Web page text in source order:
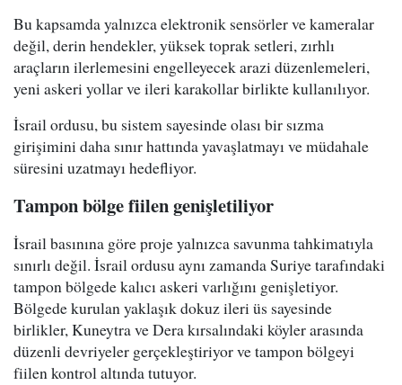
Bu kapsamda yalnızca elektronik sensörler ve kameralar
değil, derin hendekler, yüksek toprak setleri, zırhlı
araçların ilerlemesini engelleyecek arazi düzenlemeleri,
yeni askeri yollar ve ileri karakollar birlikte kullanılıyor.
İsrail ordusu, bu sistem sayesinde olası bir sızma
girişimini daha sınır hattında yavaşlatmayı ve müdahale
süresini uzatmayı hedefliyor.
Tampon bölge fiilen genişletiliyor
İsrail basınına göre proje yalnızca savunma tahkimatıyla
sınırlı değil. İsrail ordusu aynı zamanda Suriye tarafındaki
tampon bölgede kalıcı askeri varlığını genişletiyor.
Bölgede kurulan yaklaşık dokuz ileri üs sayesinde
birlikler, Kuneytra ve Dera kırsalındaki köyler arasında
düzenli devriyeler gerçekleştiriyor ve tampon bölgeyi
fiilen kontrol altında tutuyor.